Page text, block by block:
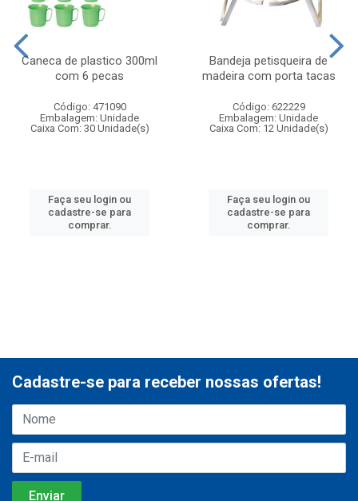
Caneca de plastico 300ml
com 6 pecas
Código: 471090
Embalagem: Unidade
Caixa Com: 30 Unidade(s)
Faça seu login ou
cadastre-se para
comprar.
Bandeja petisqueira de
madeira com porta tacas
Código: 622229
Embalagem: Unidade
Caixa Com: 12 Unidade(s)
Faça seu login ou
cadastre-se para
comprar.
Cadastre-se para receber nossas ofertas!